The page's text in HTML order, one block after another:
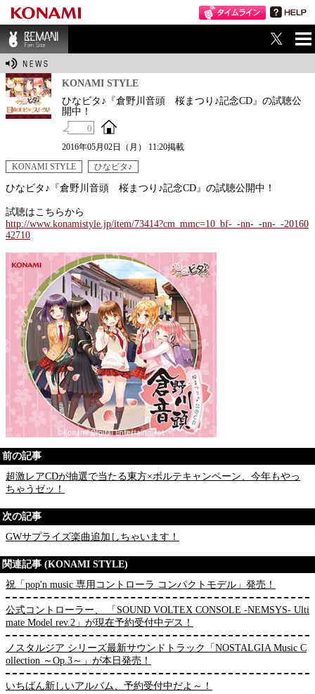
BEMANI Fan Sit
KONAMI STYLE
ひなビタ♪『倉野川音頭 桜まつり♪記念CD』の試聴公
開中！
0
2016年05月02日（月） 11:20掲載
KONAMI STYLE
ひなビタ♪
ひなビタ♪『倉野川音頭 桜まつり♪記念CD』の試聴公開中！
試聴はこちらから
http://www.konamistyle.jp/item/73414?cm_mmc=10_bf-_-nn-_-nn-_-20160
42710
前の記事
超激レアCDが抽選で当たる東方×ボルテキャンペーン、今年もやっ
ちゃうゼッ！
次の記事
GWサプライズ楽曲追加しちゃいます！
関連記事 (KONAMI STYLE)
祝「pop'n music 専用コントローラ コンパクトモデル」発売！
公式コントローラー、 「SOUND VOLTEX CONSOLE -NEMSYS- Ulti
mate Model rev.2」が現在予約受付中デス！
ノスタルジア シリーズ最新サウンドトラック「NOSTALGIA Music C
ollection ～Op.3～」が本日発売！
いちばん新しいアルバム、予約受付中だよ～！